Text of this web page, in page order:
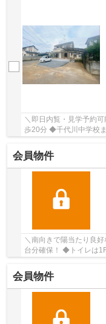
＼即日内覧・見学予約可能です♪
歩20分 ◆千代川中学校
会員物件
＼南向きで陽当たり良好なおし
台分確保！ ◆トイレは
■『ネットや広告で不動
会員物件